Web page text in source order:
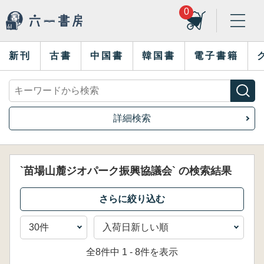
0
新刊 古書 中国書 韓国書 電子書籍
詳細検索
`苗場山麓ジオパーク振興協議会` の検索結果
全8件中 1 - 8件を表示